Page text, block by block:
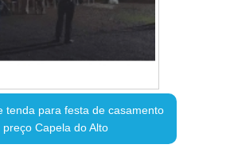
tenda para festa de casamento
preço Capela do Alto